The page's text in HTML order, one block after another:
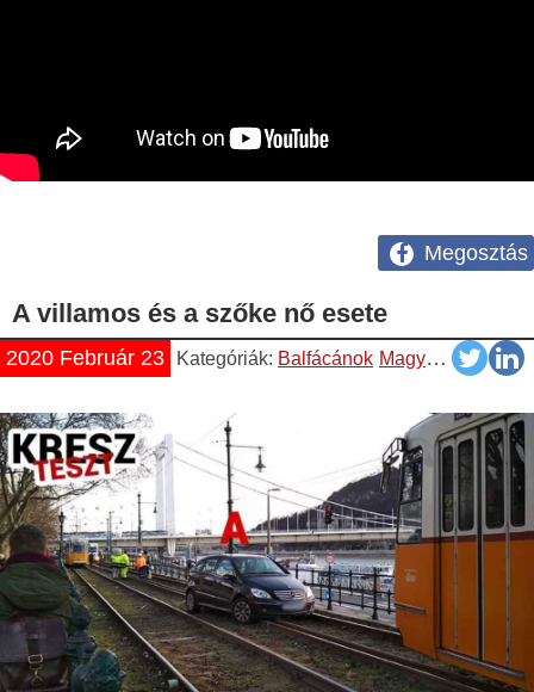
Megosztás
A villamos és a szőke nő esete
2020 Február 23 Kategóriák: Balfácánok Magyar Videók